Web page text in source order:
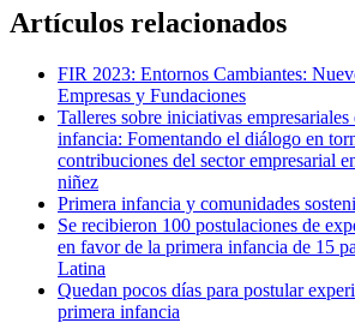
Artículos relacionados
FIR 2023: Entornos Cambiantes:
Empresas y Fundaciones
Talleres sobre iniciativas
infancia: Fomentando el diálogo en
contribuciones del sector empresarial
niñez
Primera infancia y comunidades
Se recibieron 100 postulaciones de
en favor de la primera infancia de 15
Latina
Quedan pocos días para postular
primera infancia